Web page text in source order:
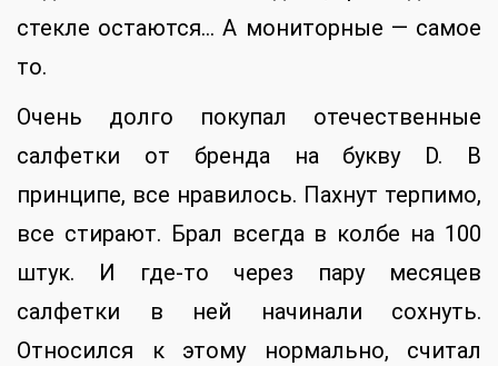
стекле остаются… А мониторные — самое
то.
Очень долго покупал отечественные
салфетки от бренда на букву D. В
принципе, все нравилось. Пахнут терпимо,
все стирают. Брал всегда в колбе на 100
штук. И где-то через пару месяцев
салфетки в ней начинали сохнуть.
Относился к этому нормально, считал